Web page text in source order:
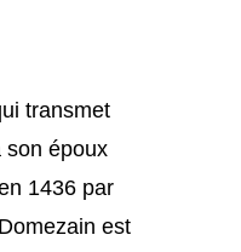
transmet
son époux
1436 par
est